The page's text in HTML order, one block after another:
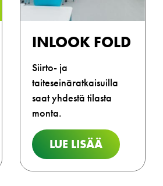
INLOOK FOLD
Siirto- ja
taiteseinäratkaisuilla
saat yhdestä tilasta
monta.
LUE LISÄÄ